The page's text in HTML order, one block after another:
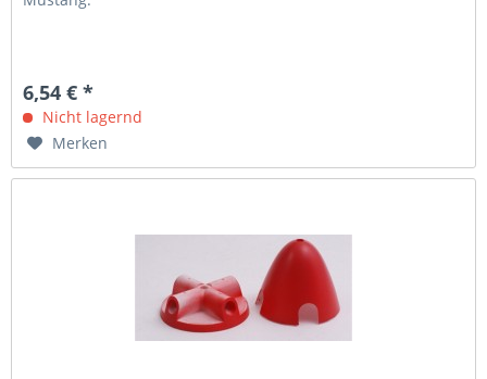
6,54 € *
Nicht lagernd
Merken